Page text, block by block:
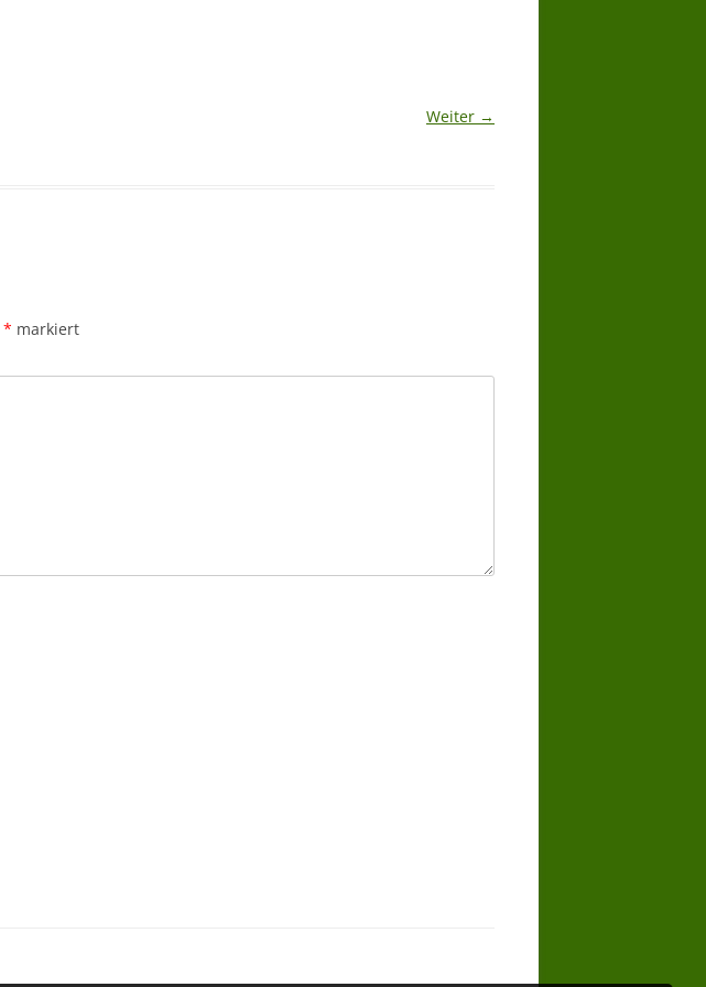
Weiter →
* markiert